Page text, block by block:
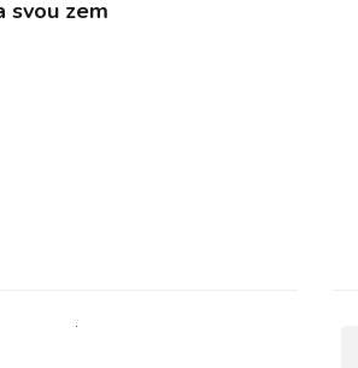
svou zem